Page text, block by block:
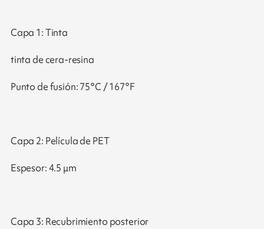
Capa 1: Tinta
tinta de cera-resina
Punto de fusión: 75°C / 167°F
Capa 2: Película de PET
Espesor: 4.5 μm
Capa 3: Recubrimiento posterior